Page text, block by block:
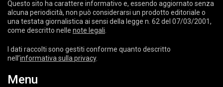
Questo sito ha carattere informativo e, essendo aggiornato senza
alcuna periodicità, non può considerarsi un prodotto editoriale o
una testata giornalistica ai sensi della legge n. 62 del 07/03/2001,
come descritto nelle note legali
I dati raccolti sono gestiti conforme quanto descritto
nell’informativa sulla privacy.
Menu